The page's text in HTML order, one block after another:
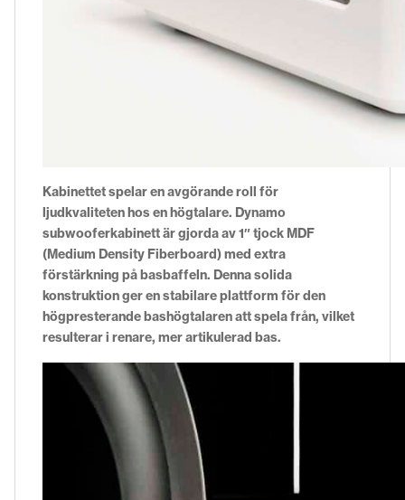
Kabinettet spelar en avgörande roll för
ljudkvaliteten hos en högtalare. Dynamo
subwooferkabinett är gjorda av 1″ tjock MDF
(Medium Density Fiberboard) med extra
förstärkning på basbaffeln. Denna solida
konstruktion ger en stabilare plattform för den
högpresterande bashögtalaren att spela från, vilket
resulterar i renare, mer artikulerad bas.